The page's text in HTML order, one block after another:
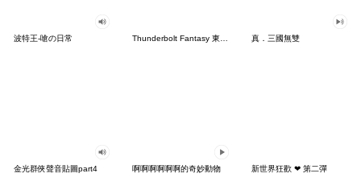
波特王-嗆の日常 Thunderbolt Fantasy 東離劍遊紀2 真．三國無雙
金光群俠聲音貼圖part4 啊啊啊啊啊啊的奇妙動物 新世界狂歡 ❤ 第二彈